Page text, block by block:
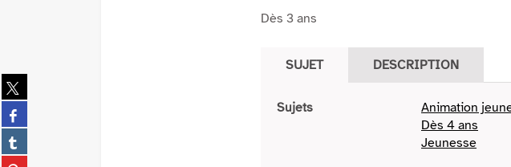
Partager
sur
twitter
(Nouvelle
fenêtre)
Partager
sur
facebook
(Nouvelle
Partager
sur
Dès 3 ans
SUJET DESCRIPTION
Sujets
Animation
Dès 4 ans
Jeunesse